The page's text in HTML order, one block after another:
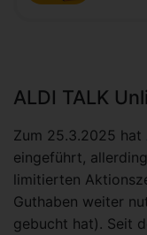
ALDI TALK
Zum 25.3.2025 hat
eingeführt,
limitierten
Guthaben weiter
gebucht hat). Seit